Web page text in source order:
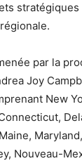
par la
Joy
New
Nouveau-